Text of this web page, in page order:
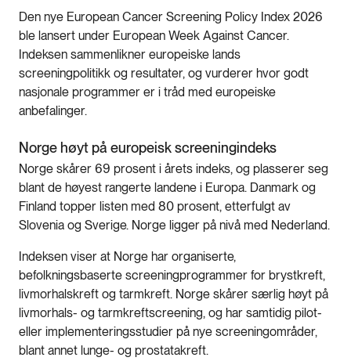
Den nye European Cancer Screening Policy Index 2026
ble lansert under European Week Against Cancer.
Indeksen sammenlikner europeiske lands
screeningpolitikk og resultater, og vurderer hvor godt
nasjonale programmer er i tråd med europeiske
anbefalinger.
Norge høyt på europeisk screeningindeks
Norge skårer 69 prosent i årets indeks, og plasserer seg
blant de høyest rangerte landene i Europa. Danmark og
Finland topper listen med 80 prosent, etterfulgt av
Slovenia og Sverige. Norge ligger på nivå med Nederland.
Indeksen viser at Norge har organiserte,
befolkningsbaserte screeningprogrammer for brystkreft,
livmorhalskreft og tarmkreft. Norge skårer særlig høyt på
livmorhals- og tarmkreftscreening, og har samtidig pilot-
eller implementeringsstudier på nye screeningområder,
blant annet lunge- og prostatakreft.